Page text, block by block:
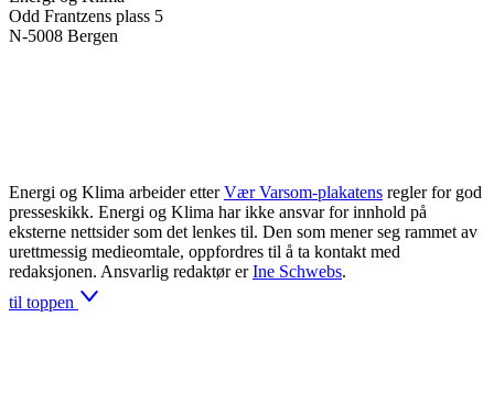
Odd Frantzens plass 5
N-5008 Bergen
Energi og Klima arbeider etter Vær Varsom-plakatens regler for god
presseskikk. Energi og Klima har ikke ansvar for innhold på
eksterne nettsider som det lenkes til. Den som mener seg rammet av
urettmessig medieomtale, oppfordres til å ta kontakt med
redaksjonen. Ansvarlig redaktør er Ine Schwebs.
til toppen